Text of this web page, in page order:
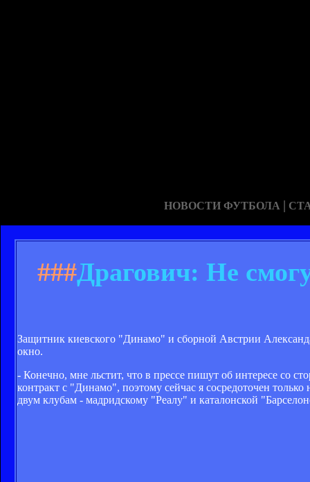
НОВОСТИ ФУТБОЛА |
###Драгович: Не
Защитник киевского "Динамо" и сборной Австрии
окно.
- Конечно, мне льстит, что в прессе пишут об интересе со
контракт с "Динамо", поэтому сейчас я сосредоточен
двум клубам - мадридскому "Реалу" и каталонской